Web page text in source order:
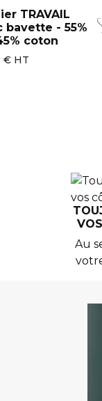
TRAVAIL
bavette - 55%
coton
€ HT
Au